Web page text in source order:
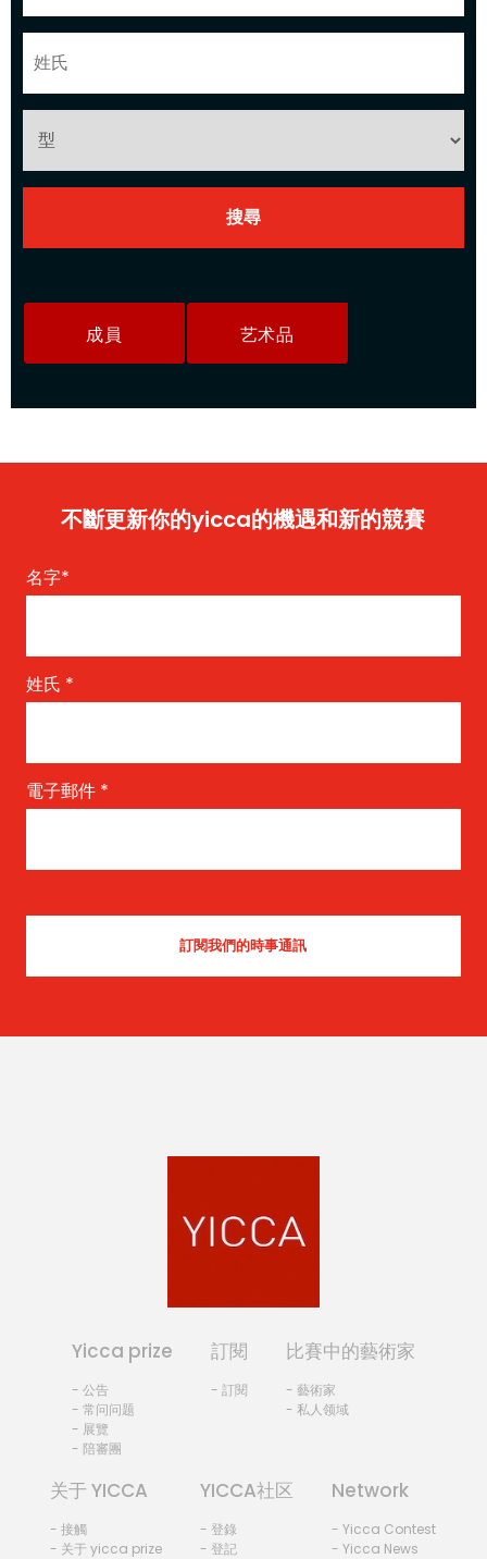
成員 艺术品
不斷更新你的yicca的機遇和新的競賽
名字*
姓氏 *
電子郵件 *
Yicca prize
- 公告
- 常问问题
- 展覽
- 陪審團
訂閱
- 訂閱
比賽中的藝術家
- 藝術家
- 私人领域
关于 YICCA
- 接觸
- 关于 yicca prize
YICCA社区
- 登錄
- 登記
Network
- Yicca Contest
- Yicca News